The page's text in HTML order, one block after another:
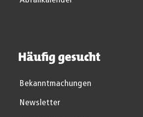
Häufig gesucht
Bekanntmachungen
Newsletter